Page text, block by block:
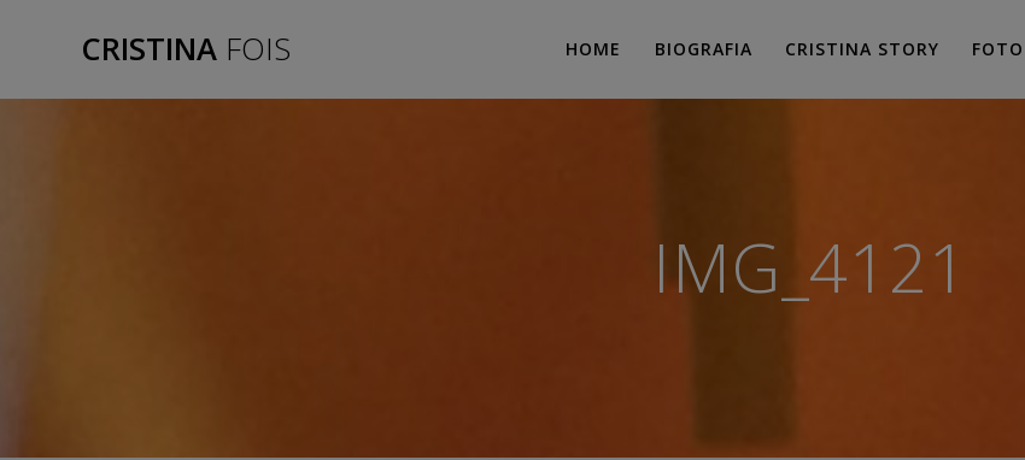
CRISTINA FOIS HOME BIOGRAFIA CRISTINA STORY FOTO
IMG_4121